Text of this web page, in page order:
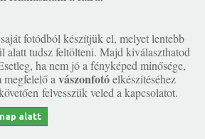
fotódból készítjük el, melyet lentebb
alatt tudsz feltölteni. Majd kiválaszthatod
ha nem jó a fényképed minősége,
megfelelő avászonfotóelkészítéséhez
felvesszük veled a kapcsolatot.
alatt